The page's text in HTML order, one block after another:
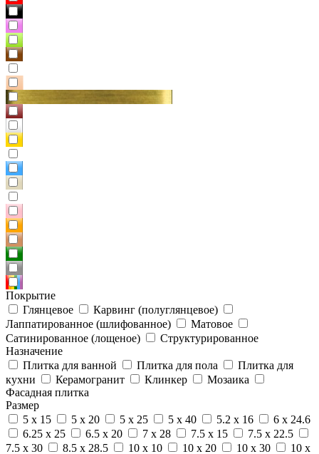
Покрытие
Глянцевое
Карвинг (полуглянцевое)
Лаппатированное (шлифованное)
Матовое
Сатинированное (лощеное)
Структурированное
Назначение
Плитка для ванной
Плитка для пола
Плитка для
кухни
Керамогранит Клинкер
Мозаика
Фасадная плитка
Размер
5 x 15
5 x 20 5 x 25 5 x 40 5.2 x 16
6 x 24.6
6.25 x 25
6.5 x 20 7 x 28 7.5 x 15
7.5 x 22.5
7.5 x 30
8.5 x 28.5 10 x 10 10 x 20 10 x 30 10 x